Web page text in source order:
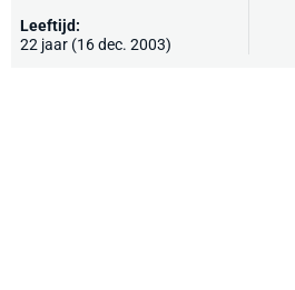
Leeftijd:
22 jaar (16 dec. 2003)